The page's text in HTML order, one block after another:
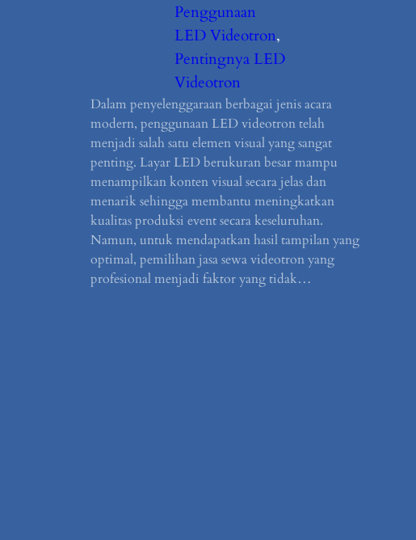
Penggunaan
LED Videotron
Pentingnya LED
Videotron
Dalam penyelenggaraan berbagai jenis acara
modern, penggunaan LED videotron telah
menjadi salah satu elemen visual yang sangat
penting. Layar LED berukuran besar mampu
menampilkan konten visual secara jelas dan
menarik sehingga membantu meningkatkan
kualitas produksi event secara keseluruhan.
Namun, untuk mendapatkan hasil tampilan yang
optimal, pemilihan jasa sewa videotron yang
profesional menjadi faktor yang tidak…